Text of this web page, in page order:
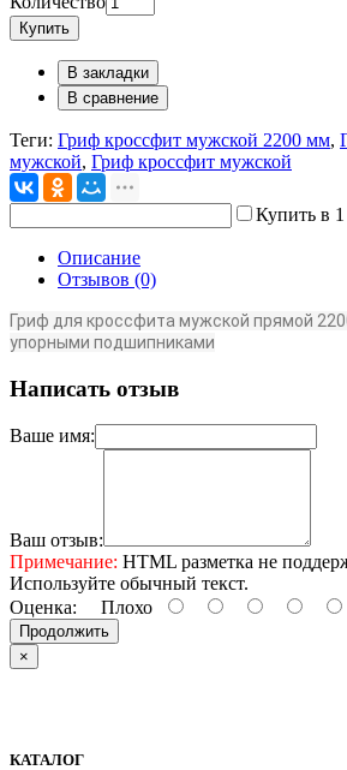
Купить
В закладки
В сравнение
Теги: Гриф кроссфит мужской 2200 мм,
мужской, Гриф кроссфит мужской
Купить в
Описание
Отзывов (0)
Гриф для кроссфита мужской прямой
упорными подшипниками
Написать отзыв
Ваше имя:
Ваш отзыв:
Примечание: HTML разметка не
Используйте обычный текст.
Оценка: Плохо
Продолжить
×
КАТАЛОГ